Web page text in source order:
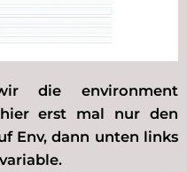
die environment
erst mal nur den
Env, dann unten links